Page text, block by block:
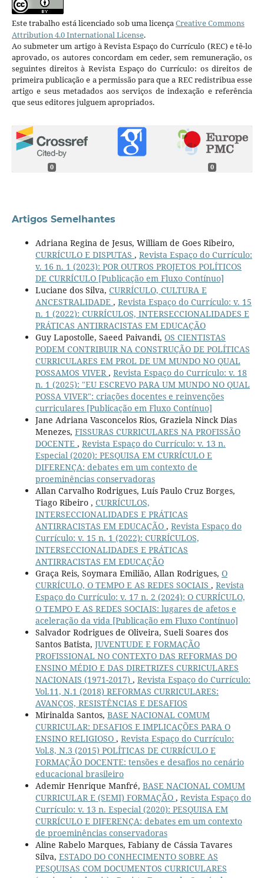
Este trabalho está licenciado sob uma licençaCreative Commons
Attribution 4.0 International License.
Ao submeter um artigo à Revista Espaço do Currículo (REC) e tê-lo
aprovado, os autores concordam em ceder, sem remuneração, os
seguintes direitos à Revista Espaço do Currículo: os direitos de
primeira publicação e a permissão para que a REC redistribua esse
artigo e seus metadados aos serviços de indexação e referência
que seus editores julguem apropriados.
0 0
Artigos Semelhantes
Adriana Regina de Jesus, William de Goes Ribeiro,
CURRÍCULO E DISPUTAS , Revista Espaço do Currículo:
v. 16 n. 1 (2023): POR OUTROS PROJETOS POLÍTICOS
DE CURRÍCULO [Publicação em Fluxo Contínuo]
Luciane dos Silva, CURRÍCULO, CULTURA E
ANCESTRALIDADE , Revista Espaço do Currículo: v. 15
n. 1 (2022): CURRÍCULOS, INTERSECCIONALIDADES E
PRÁTICAS ANTIRRACISTAS EM EDUCAÇÃO
Guy Lapostolle, Saeed Paivandi, OS CIENTISTAS
PODEM CONTRIBUIR NA CONSTRUÇÃO DE POLÍTICAS
CURRICULARES EM PROL DE UM MUNDO NO QUAL
POSSAMOS VIVER, Revista Espaço do Currículo: v. 18
n. 1 (2025): "EU ESCREVO PARA UM MUNDO NO QUAL
POSSA VIVER": criações docentes e reinvenções
curriculares [Publicação em Fluxo Contínuo]
Jane Adriana Vasconcelos Rios, Graziela Ninck Dias
Menezes, FISSURAS CURRICULARES NA PROFISSÃO
DOCENTE , Revista Espaço do Currículo: v. 13 n.
Especial (2020): PESQUISA EM CURRÍCULO E
DIFERENÇA: debates em um contexto de
proeminências conservadoras
Allan Carvalho Rodrigues, Luís Paulo Cruz Borges,
Tiago Ribeiro , CURRÍCULOS,
INTERSECCIONALIDADES E PRÁTICAS
ANTIRRACISTAS EM EDUCAÇÃO , Revista Espaço do
Currículo: v. 15 n. 1 (2022): CURRÍCULOS,
INTERSECCIONALIDADES E PRÁTICAS
ANTIRRACISTAS EM EDUCAÇÃO
Graça Reis, Soymara Emilião, Allan Rodrigues, O
CURRÍCULO, O TEMPO E AS REDES SOCIAIS , Revista
Espaço do Currículo: v. 17 n. 2 (2024): O CURRÍCULO,
O TEMPO E AS REDES SOCIAIS: lugares de afetos e
aceleração da vida [Publicação em Fluxo Contínuo]
Salvador Rodrigues de Oliveira, Sueli Soares dos
Santos Batista, JUVENTUDE E FORMAÇÃO
PROFISSIONAL NO CONTEXTO DAS REFORMAS DO
ENSINO MÉDIO E DAS DIRETRIZES CURRICULARES
NACIONAIS (1971-2017) , Revista Espaço do Currículo:
Vol.11, N.1 (2018) REFORMAS CURRICULARES:
AVANÇOS, RESISTÊNCIAS E DESAFIOS
Mirinalda Santos, BASE NACIONAL COMUM
CURRICULAR: DESAFIOS E IMPLICAÇÕES PARA O
ENSINO RELIGIOSO , Revista Espaço do Currículo:
Vol.8, N.3 (2015) POLÍTICAS DE CURRÍCULO E
FORMAÇÃO DOCENTE: tensões e desafios no cenário
educacional brasileiro
Ademir Henrique Manfré, BASE NACIONAL COMUM
CURRICULAR E (SEMI) FORMAÇÃO , Revista Espaço do
Currículo: v. 13 n. Especial (2020): PESQUISA EM
CURRÍCULO E DIFERENÇA: debates em um contexto
de proeminências conservadoras
Aline Rabelo Marques, Fabiany de Cássia Tavares
Silva, ESTADO DO CONHECIMENTO SOBRE AS
PESQUISAS COM DOCUMENTOS CURRICULARES